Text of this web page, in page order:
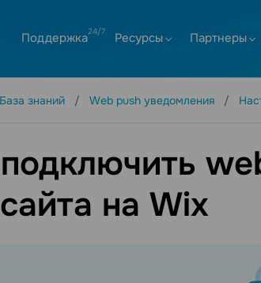
Поддержка Ресурсы Партнеры
База знаний Web push уведомления
на Wix